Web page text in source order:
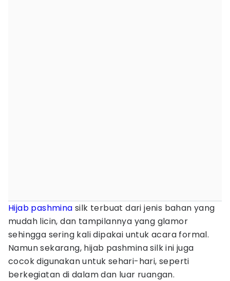
Hijab pashmina silk terbuat dari jenis bahan yang
mudah licin, dan tampilannya yang glamor
sehingga sering kali dipakai untuk acara formal.
Namun sekarang, hijab pashmina silk ini juga
cocok digunakan untuk sehari-hari, seperti
berkegiatan di dalam dan luar ruangan.